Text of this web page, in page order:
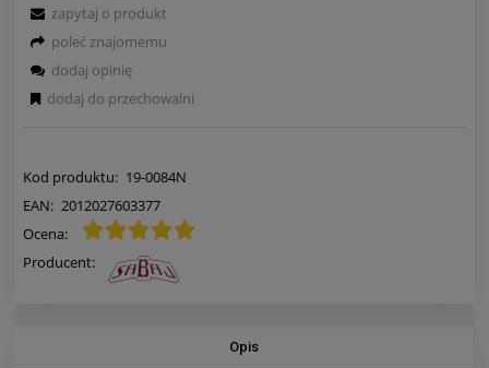
Kod produktu: 19-0084N
EAN: 2012027603377
Ocena:
Producent:
zapytaj o produkt
poleć znajomemu
dodaj opinię
dodaj do przechowalni
Opis